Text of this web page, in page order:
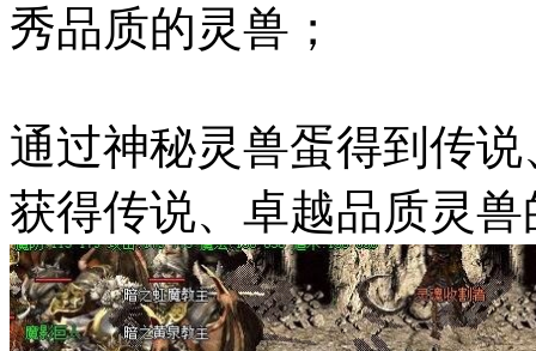
秀品质的灵兽；
通过神秘灵兽蛋得到传
获得传说、卓越品质灵